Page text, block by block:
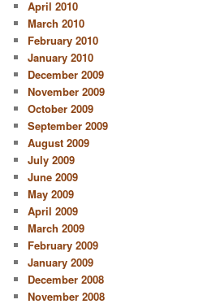
April 2010
March 2010
February 2010
January 2010
December 2009
November 2009
October 2009
September 2009
August 2009
July 2009
June 2009
May 2009
April 2009
March 2009
February 2009
January 2009
December 2008
November 2008